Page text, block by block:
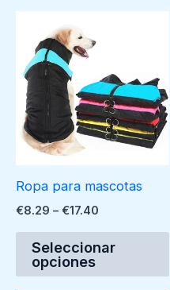
Ropa para mascotas
€8.29 – €17.40
€17.40
Seleccionar
opciones